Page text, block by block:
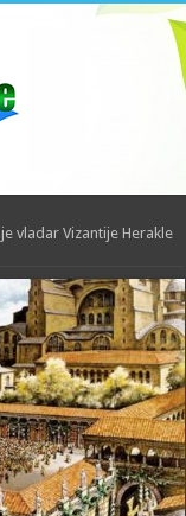
vladar Vizantije Herakle